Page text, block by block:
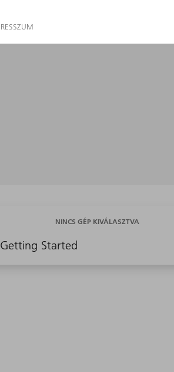
Getting Started
NINCS GÉP KIVÁLASZTVA